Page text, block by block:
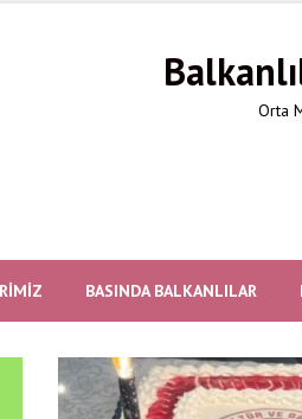
Orta
BASINDA BALKANLILAR